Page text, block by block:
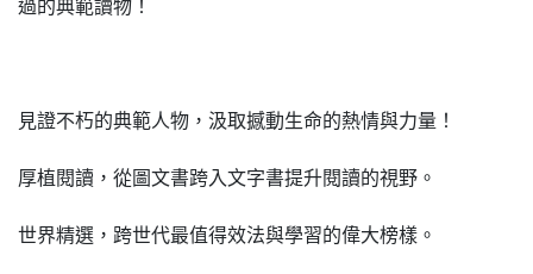
過的典範讀物！
見證不朽的典範人物，汲取撼動生命的熱情與力量！
厚植閱讀，從圖文書跨入文字書提升閱讀的視野。
世界精選，跨世代最值得效法與學習的偉大榜樣。